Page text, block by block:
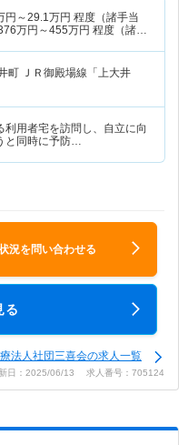
円～29.1万円 程度（諸手当
万円～455万円 程度（諸手
町 ＪＲ御殿場線「上大井
利用者宅を訪問し、自立に向
と同時に予防…
況を問い合わせる
る
法人社団三喜会の求人一覧
日：2025/06/13 求人番号：705124